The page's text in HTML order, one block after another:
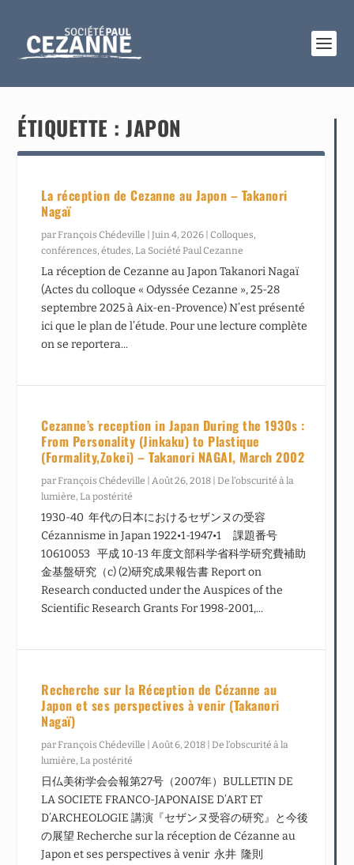
ÉTIQUETTE :JAPON
La réception de Cezanne au Japon – Takanori
Nagaï
parFrançois Chédeville |Juin 4, 2026 |Colloques,
conférences, études,La Société Paul Cezanne
La réception de Cezanne au Japon Takanori Nagaï
(Actes du colloque « Odyssée Cezanne », 25-28
septembre 2025 à Aix-en-Provence) N’est présenté
ici que le plan de l’étude. Pour une lecture complète
on se reportera...
Cezanne’s reception in Japan During the 1930s :
From Personality (Jinkaku) to Plastique
(Formality,Zokei) – Takanori NAGAI, March 2002
parFrançois Chédeville |Août 26, 2018 |De l’obscurité à la
lumière,La postérité
1930-40 年代の日本におけるセザンヌの受容
Cézannisme in Japan 1922•1-1947•1 課題番号
10610053 平成 10-13 年度文部科学省科学研究費補助
金基盤研究（c) (2)研究成果報告書 Report on
Research conducted under the Auspices of the
Scientific Research Grants For 1998-2001,...
Recherche sur la Réception de Cézanne au
Japon et ses perspectives à venir (Takanori
Nagaï)
parFrançois Chédeville |Août 6, 2018 |De l’obscurité à la
lumière,La postérité
日仏美術学会会報第27号（2007年）BULLETIN DE
LA SOCIETE FRANCO-JAPONAISE D’ART ET
D’ARCHEOLOGIE 講演『セザンヌ受容の研究』と今後
の展望 Recherche sur la réception de Cézanne au
Japon et ses perspectives à venir 永井 隆則